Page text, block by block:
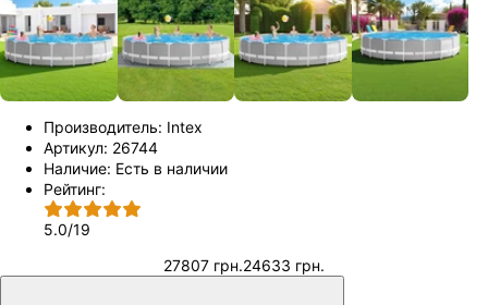
Производитель: Intex
Артикул: 26744
Наличие: Есть в наличии
Рейтинг:
5.0/19
27807 грн.24633 грн.